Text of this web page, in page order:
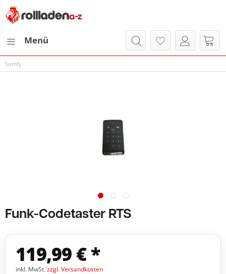
Menü
Somfy
Funk-Codetaster RTS
119,99 € *
inkl. MwSt.zzgl. Versandkosten